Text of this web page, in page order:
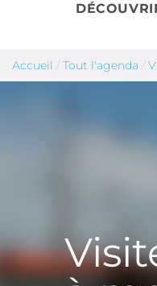
Accueil / Tout l'agenda /